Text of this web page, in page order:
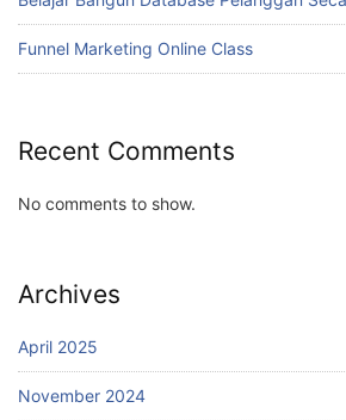
Funnel Marketing Online Class
Recent Comments
No comments to show.
Archives
April 2025
November 2024